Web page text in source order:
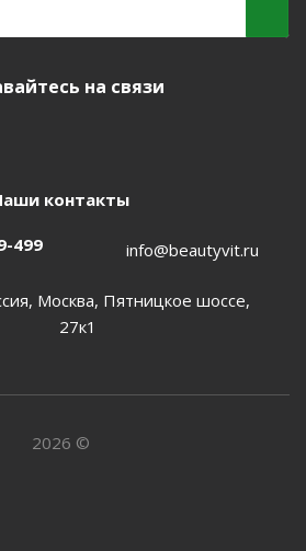
на связи
контакты
499 info@beautyvit.ru
Москва, Пятницкое шоссе,
27к1
2026 ©